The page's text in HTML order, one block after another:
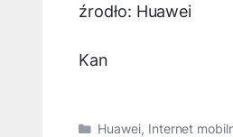
źrodło: Huawei
Kan
Kategorie
Huawei, Internet